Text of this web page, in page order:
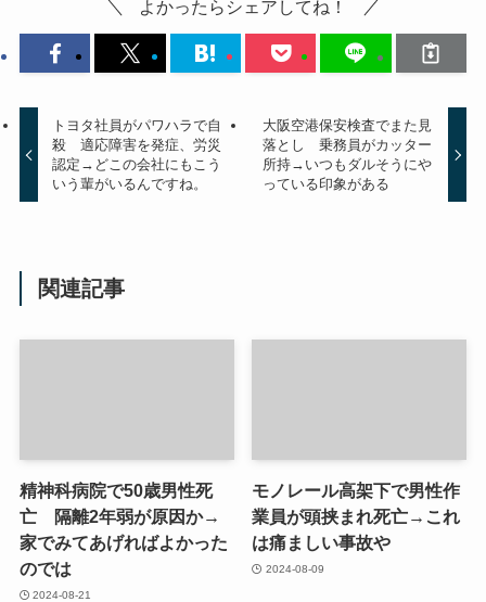
よかったらシェアしてね！
トヨタ社員がパワハラで自
殺 適応障害を発症、労災
認定→どこの会社にもこう
いう輩がいるんですね。
大阪空港保安検査でまた見
落とし 乗務員がカッター
所持→いつもダルそうにや
っている印象がある
関連記事
精神科病院で50歳男性死
亡 隔離2年弱が原因か→
家でみてあげればよかった
のでは
2024-08-21
モノレール高架下で男性作
業員が頭挟まれ死亡→これ
は痛ましい事故や
2024-08-09